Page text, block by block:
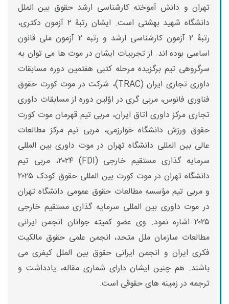
تهران و دانش آموخته کارشناسی ارشد حقوق بین الملل
دانشگاه شهید بهشتی است. ایشان رتبۀ ۲ آزمون دکتری،
رتبۀ ۲ آزمون کارشناسی ارشد و رتبه ۲ آزمون ملی قانون
اساسی بوده اند. از تجربیات ایشان در موت ها می توان به
سرگروهی تیم برگزیده مرحله کتبی هفتمین دوره مسابقات
داوری تجاری ایران (TRAC)، شرکت در موت کورت حقوق
فناوری فانوس، مربی گری در اوّلین دوره از مسابقات داوری
تجاری مرکز داوری اتاق ایران، مربی تیم قهرمان موت کورت
حقوق ورزش دانشگاه خوارزمی، مربی تیم مرکز مطالعات
عالی بین المللی دانشگاه تهران در موت داوری بین ­المللی
سرمایه گذاری مستقیم خارجی (FDI
) ۲۰۲۴، مربی تیم
دانشگاه تهران در موت کورت بین ­المللی حقوق کودک ۲۰۲۵
و مربی تیم مؤسسه مطالعات حقوق عمومی دانشگاه تهران
در موت داوری بین­ المللی سرمایه گذاری مستقیم خارجی
۲۰۲۵ اشاره نمود. وی عضو کمیته جوانان انجمن ایرانی
مطالعات سازمان ملل متحد، انجمن علمی حقوق مالکیت
فکری ایران و انجمن ایرانی حقوق بین الملل کیفری می
باشند. هم چنین ایشان دارای شماری مقاله، یادداشت­ و
ترجمه در زمینه های حقوقی است.